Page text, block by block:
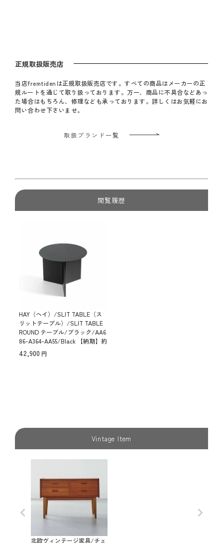
正規取扱販売店
当店fremtidenは正規取扱販売店です。すべての商品はメーカーの正
規ルートを通じて取り扱っております。万一、商品に不具合などあっ
た場合はもちろん、修理なども承っております。詳しくはお気軽にお
問い合わせ下さいませ。
取扱ブランド一覧
閲覧履歴
HAY（ヘイ）/SLIT TABLE（ス
リットテーブル）/SLIT TABLE
ROUND テーブル/ブラック/AA6
86-A364-AA55/Black 【納期】約
3～4週間（メーカー欠品時を除
く）
42,900
Vintage Item
北欧ヴィンテージ家具/チェ